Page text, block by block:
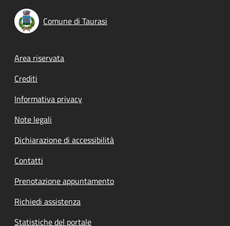
Comune di Taurasi
Footer menu
Area riservata
Crediti
Informativa privacy
Note legali
Dichiarazione di accessibilità
Contatti
Prenotazione appuntamento
Richiedi assistenza
Statistiche del portale